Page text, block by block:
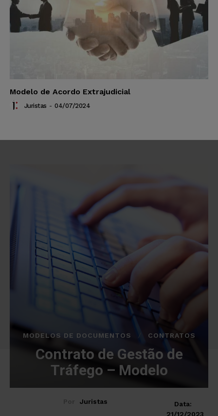
Modelo de Acordo Extrajudicial
Juristas - 04/07/2024